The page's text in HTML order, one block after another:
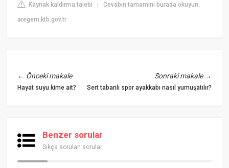
Kaynak kaldırma talebi |Cevabın tamamını burada okuyun:
aregem.ktb.gov.tr
← Önceki makale
Hayat suyu kime ait?
Sonraki makale→
Sert tabanlı spor ayakkabı nasıl yumuşatılır?
Benzer sorular
Sıkça sorulan sorular